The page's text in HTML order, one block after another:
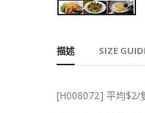
描述 SIZE
[H008072] 平均$2/